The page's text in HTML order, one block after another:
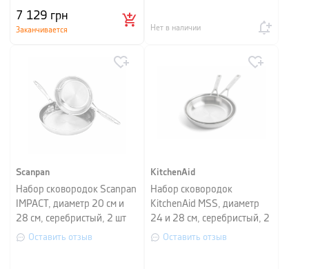
7 129 грн
Заканчивается Нет в наличии
Scanpan
Набор сковородок Scanpan
IMPACT, диаметр 20 см и
28 см, серебристый, 2 шт
Оставить отзыв
KitchenAid
Набор сковородок
KitchenAid MSS, диаметр
24 и 28 см, серебристый, 2
шт Оставить отзыв